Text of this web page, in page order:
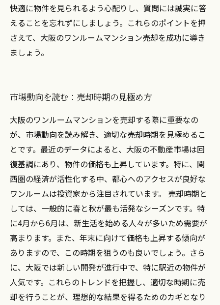
快適に物件を見られるよう心配りし、質問には誠実に答
えることを忘れずにしましょう。これらのポイントを押
さえて、大阪のワンルームマンション売却を成功に導き
ましょう。
市場動向を読む：売却時期の見極め方
大阪のワンルームマンションを売却する際に重要なの
が、市場動向を読み解き、適切な売却時期を見極めるこ
とです。最近のデータによると、大阪の不動産市場は回
復基調にあり、物件の価格も上昇しています。特に、関
西圏の経済が活性化する中、都心へのアクセスが良好な
ワンルームは投資家から注目されています。 売却時期と
しては、一般的に春と秋が最も活発なシーズンです。特
に4月から6月は、新生活を始める人々が多いため需要が
高まります。また、年末に向けて価格も上昇する傾向が
ありますので、この時期を狙うのも良いでしょう。さら
に、大阪では新しい開発が進行中で、特に駅近の物件が
人気です。これらのトレンドを把握し、適切な時期に売
却を行うことが、理想的な結果を得るためのカギとなり